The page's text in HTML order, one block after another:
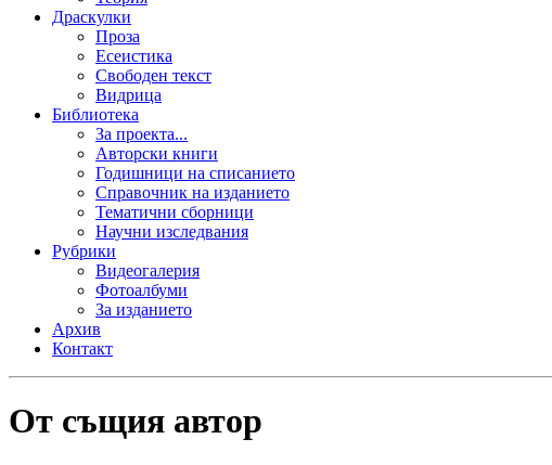
Драскулки
Проза
Есеистика
Свободен текст
Видрица
Библиотека
За проекта...
Авторски книги
Годишници на списанието
Справочник на изданието
Тематични сборници
Научни изследвания
Рубрики
Видеогалерия
Фотоалбуми
За изданието
Архив
Контакт
От същия автор